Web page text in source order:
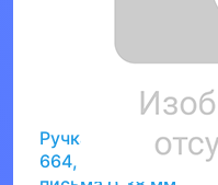
Ручка стираемая
664, СИНЯЯ,